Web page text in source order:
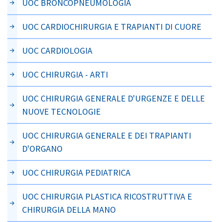
UOC BRONCOPNEUMOLOGIA
UOC CARDIOCHIRURGIA E TRAPIANTI DI CUORE
UOC CARDIOLOGIA
UOC CHIRURGIA - ARTI
UOC CHIRURGIA GENERALE D'URGENZE E DELLE
NUOVE TECNOLOGIE
UOC CHIRURGIA GENERALE E DEI TRAPIANTI
D'ORGANO
UOC CHIRURGIA PEDIATRICA
UOC CHIRURGIA PLASTICA RICOSTRUTTIVA E
CHIRURGIA DELLA MANO